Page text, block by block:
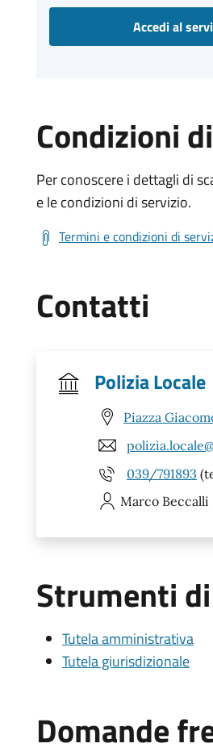
Accedi al
Condizioni
Per conoscere i dettagli di
e le condizioni di servizio.
Termini e condizioni di
Contatti
Polizia Locale
Piazza
039/791893
Marco Beccalli
Strumenti
Tutela amministrativa
Tutela giurisdizionale
Domande